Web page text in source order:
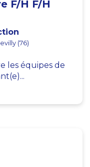
F/H F/H
(76)
les équipes de